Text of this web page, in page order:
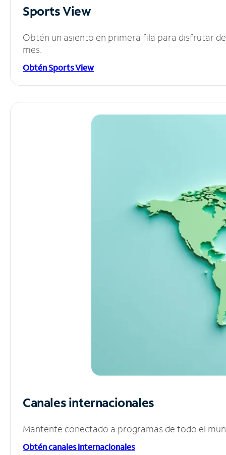
Sports View
Obtén un asiento en primera fila para disfrutar
mes.
Obtén Sports View
Canales internacionales
Mantente conectado a programas de todo el
Obtén canales internacionales